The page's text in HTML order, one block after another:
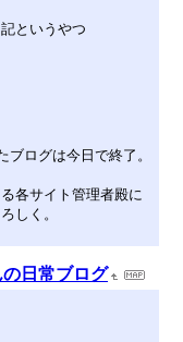
というやつ
ログは今日で終了。
各サイト管理者殿に
しく。
の日常ブログ